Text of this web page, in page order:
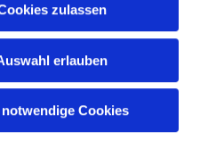
zulassen
erlauben
Cookies